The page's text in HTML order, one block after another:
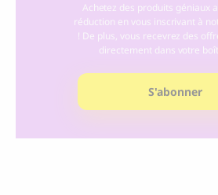
Achetez des produits géniaux
réduction en vous inscrivant à
! De plus, vous recevrez des
directement dans votre
S'abonner